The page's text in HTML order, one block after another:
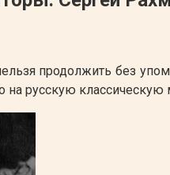
продолжить без
на русскую